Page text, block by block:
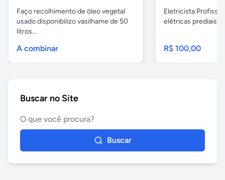
Faço recolhimento de óleo vegetal
usado disponibilizo vasilhame de 50
litros...
A combinar
Eletricista
elétricas prediais e
R$ 100,00
Buscar no Site
Buscar